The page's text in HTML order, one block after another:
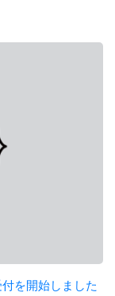
を開始しました